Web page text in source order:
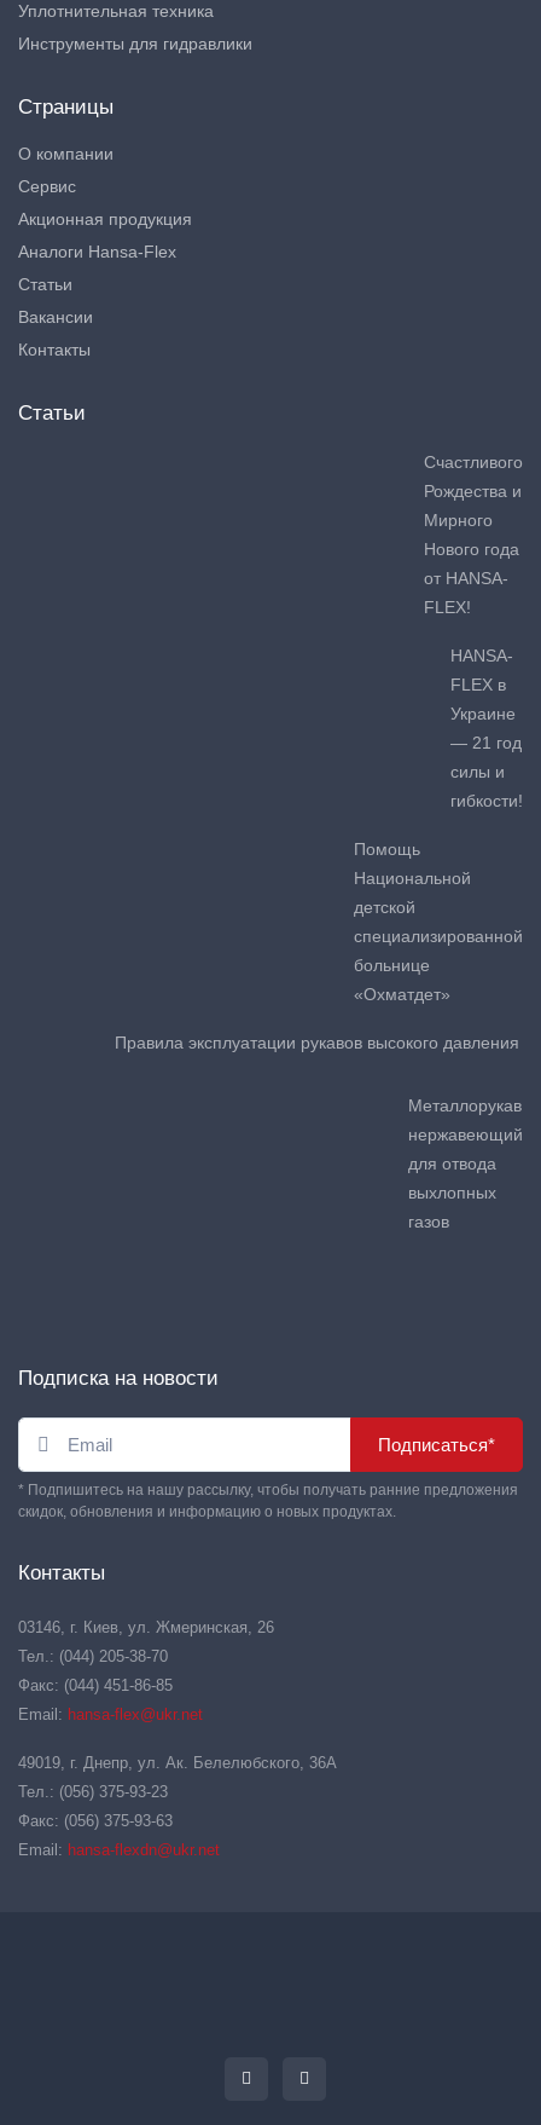
Уплотнительная техника
Инструменты для гидравлики
Страницы
О компании
Сервис
Акционная продукция
Аналоги Hansa-Flex
Статьи
Вакансии
Контакты
Статьи
Счастливого
Рождества и
Мирного
Нового года
от HANSA-
FLEX!
HANSA-
FLEX в
Украине
— 21 год
силы и
гибкости!
Помощь
Национальной
детской
специализированной
больнице
«Охматдет»
Правила эксплуатации рукавов высокого давления
Металлорукав
нержавеющий
для отвода
выхлопных
газов
Подписка на новости
Подписаться*
* Подпишитесь на нашу рассылку, чтобы получать ранние предложения
скидок, обновления и информацию о новых продуктах.
Контакты
03146, г. Киев, ул. Жмеринская, 26
Тел.: (044) 205-38-70
Факс: (044) 451-86-85
Email: hansa-flex@ukr.net
49019, г. Днепр, ул. Ак. Белелюбского, 36А
Тел.: (056) 375-93-23
Факс: (056) 375-93-63
Email: hansa-flexdn@ukr.net